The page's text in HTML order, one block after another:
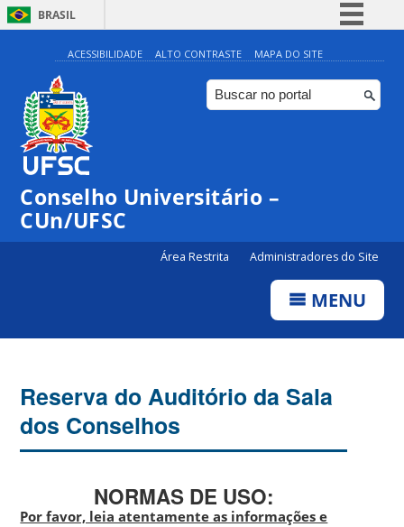
BRASIL
Simplifique!
Comunica BR
Participe
Canais
ACESSIBILIDADE ALTO CONTRASTE MAPA DO SITE
Conselho Universitário –
CUn/UFSC
Área Restrita Administradores do Site
MENU
Reserva do Auditório da Sala
dos Conselhos
NORMAS DE USO:
Por favor, leia atentamente as informações e